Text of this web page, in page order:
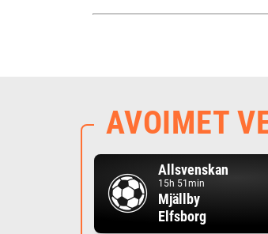
AVOIMET
Allsvenskan
15h 51min
Mjällby
Elfsborg